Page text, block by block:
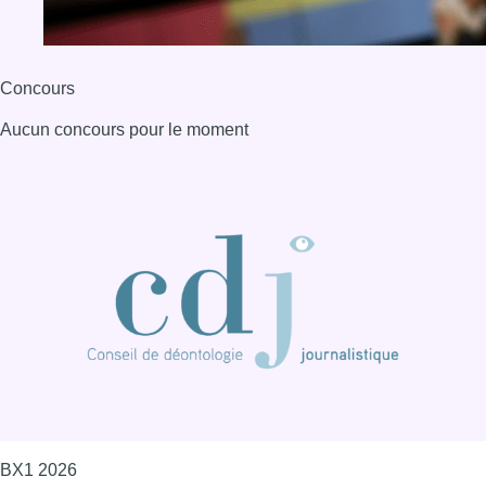
Consulter page Instagram